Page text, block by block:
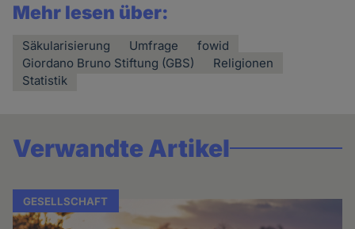
Mehr lesen über:
Säkularisierung Umfrage
fowid
Giordano Bruno Stiftung (GBS)
Religionen
Statistik
Verwandte Artikel
GESELLSCHAFT